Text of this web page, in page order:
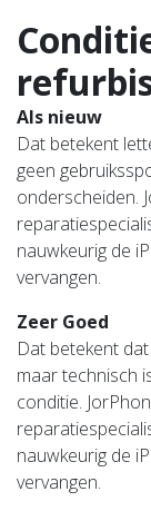
Als nieuw
Dat betekent
geen
onderscheiden.
nauwkeurig de
vervangen.
Zeer Goed
Dat betekent
maar technisch
conditie.
nauwkeurig de
vervangen.